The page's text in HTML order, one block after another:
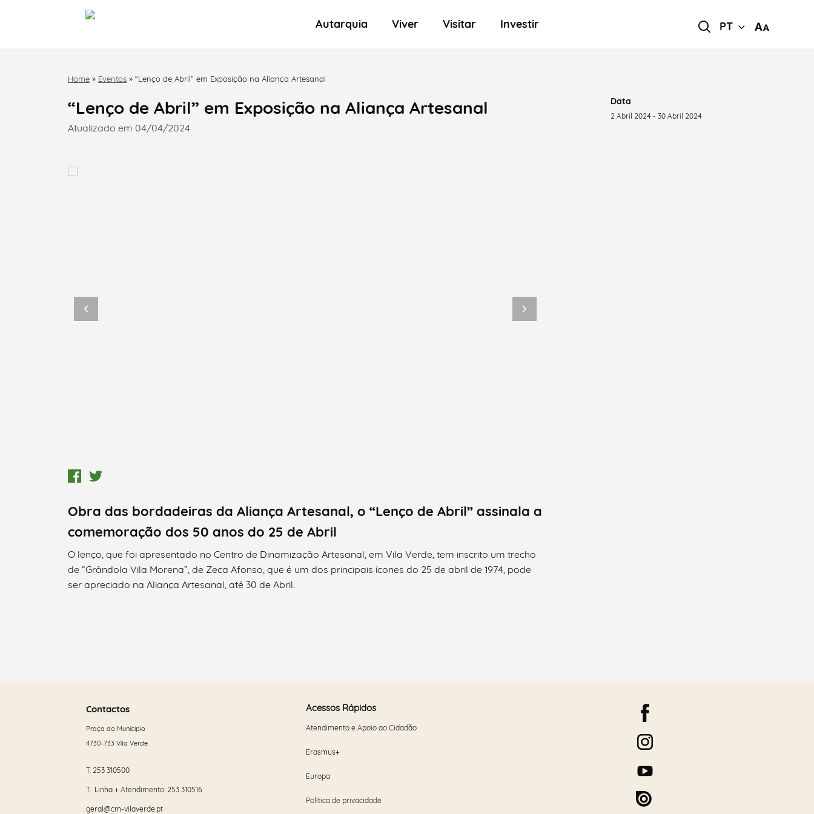
Autarquia Viver Visitar Investir PT
Categorias gerais
Filtros
Home » Eventos » “Lenço de Abril” em Exposição na Aliança Artesanal
“Lenço de Abril” em Exposição na Aliança Artesanal
Atualizado em 04/04/2024
Obra das bordadeiras da Aliança Artesanal, o “Lenço de Abril” assinala a
comemoração dos 50 anos do 25 de Abril
O lenço, que foi apresentado no Centro de Dinamização Artesanal, em Vila Verde, tem inscrito um trecho
de “Grândola Vila Morena”, de Zeca Afonso, que é um dos principais ícones do 25 de abril de 1974, pode
ser apreciado na Aliança Artesanal, até 30 de Abril.
Data
2 Abril 2024 - 30 Abril 2024
Contactos
Praça do Município
4730-733 Vila Verde
T. 253 310500
T. Linha + Atendimento: 253 310516
geral@cm-vilaverde.pt
Acessos Rápidos
Atendimento e Apoio ao Cidadão
Erasmus+
Europa
Política de privacidade